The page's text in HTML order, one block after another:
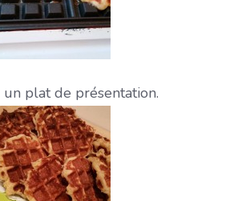
plat de présentation.